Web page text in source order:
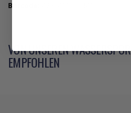
Barcode:
VON UNSEREN
EMPFOHLEN